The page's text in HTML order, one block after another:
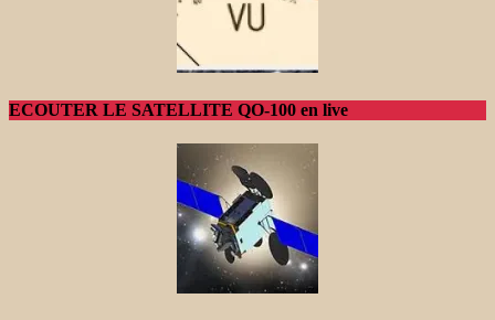
ECOUTER LE SATELLITE QO-100 en live